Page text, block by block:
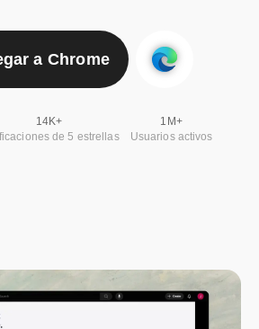
a Chrome
14K+
de 5 estrellas
1M+
Usuarios activos